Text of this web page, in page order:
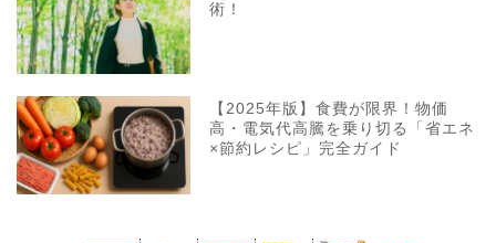
術！
【2025年版】食費が限界！物価
高・電気代高騰を乗り切る「省エネ
×節約レシピ」完全ガイド